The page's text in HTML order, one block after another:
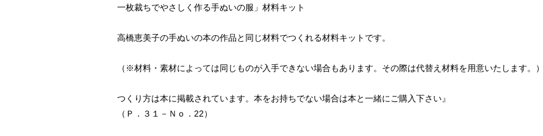
一枚裁ちでやさしく作る手ぬいの服」材料キット
高橋恵美子の手ぬいの本の作品と同じ材料でつくれる材料キットです。
（※材料・素材によっては同じものが入手できない場合もあります。その際は代替え材料を用意いたします。）
つくり方は本に掲載されています。本をお持ちでない場合は本と一緒にご購入下さい』
（Ｐ．３１－Ｎｏ．22）